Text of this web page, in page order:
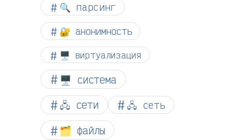
🔍 парсинг
🔐 анонимность
🖥️ виртуализация
🖥️ система
🖧 сети
🖧 сеть
🗂️ файлы